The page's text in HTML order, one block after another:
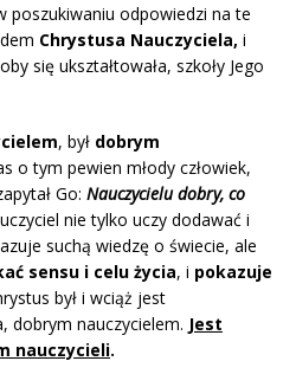
poszukiwaniu odpowiedzi na te
Chrystusa Nauczyciela, i
się ukształtowała, szkoły Jego
, był dobrym
o tym pewien młody człowiek,
Go: Nauczycielu dobry, co
nie tylko uczy dodawać i
suchą wiedzę o świecie, ale
sensu i celu życia, i pokazuje
był i wciąż jest
dobrym nauczycielem. Jest
nauczycieli.